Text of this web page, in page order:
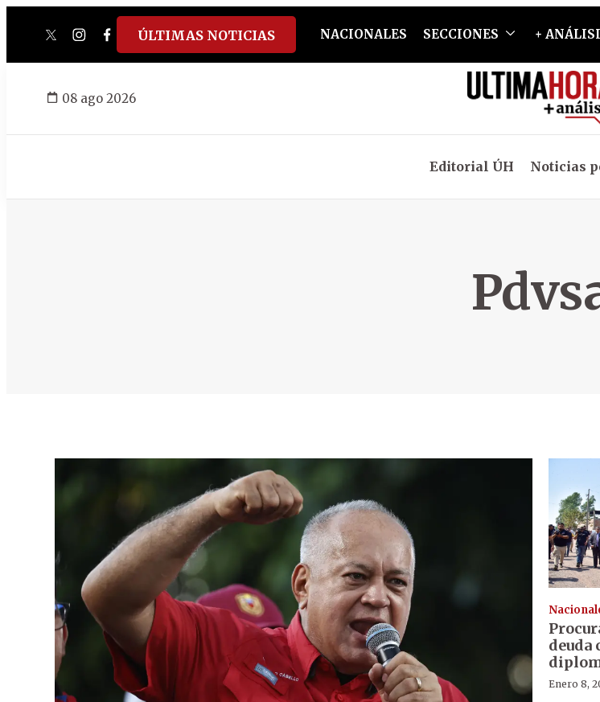
twitterinstagram
facebook
tiktokyoutube
spotify
ÚLTIMAS NOTICIAS NACIONALES SECCIONES +
08 ago 2026
Editorial ÚH Noticias
deuda
Enero 8,